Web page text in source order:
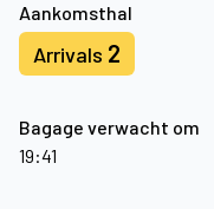
Aankomsthal
Arrivals 2
Bagage verwacht om
19:41